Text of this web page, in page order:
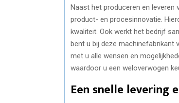
Naast het produceren en
product- en procesinnovatie.
kwaliteit. Ook werkt het bedrijf
bent u bij deze machinefabrikant
met u alle wensen en
waardoor u een weloverwogen
Een snelle levering